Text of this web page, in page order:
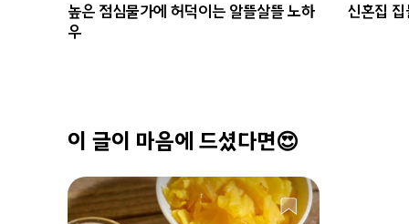
높은 점심물가에 허덕이는 알뜰살뜰 노하
우
신혼집
이 글이 마음에 드셨다면😍